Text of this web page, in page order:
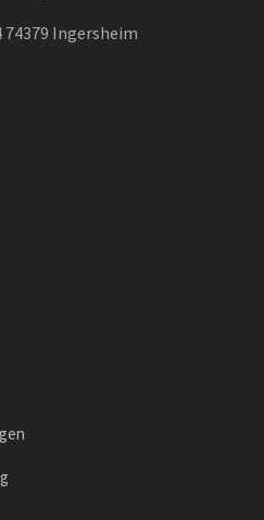
Ingersheim